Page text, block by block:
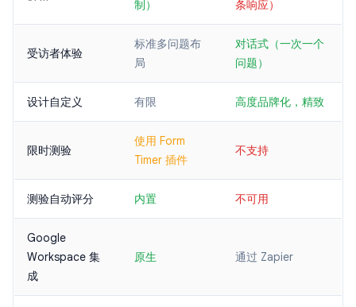
制）
条响应）
受访者体验
标准多问题布
局
对话式（一次一个
问题）
设计自定义 有限 高度品牌化，精致
限时测验
使用 Form
Timer 插件
不支持
测验自动评分 内置 不可用
Google
Workspace 集
成
原生 通过 Zapier